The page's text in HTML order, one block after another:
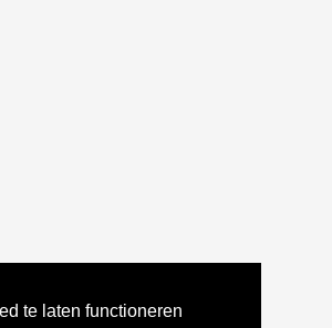
te laten functioneren